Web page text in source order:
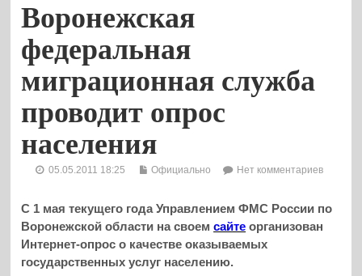
Воронежская
федеральная
миграционная служба
проводит опрос
населения
05.05.2011 18:25 Официально Нет комментариев
С 1 мая текущего года Управлением ФМС России по
Воронежской области на своемсайте организован
Интернет-опрос о качестве оказываемых
государственных услуг населению.